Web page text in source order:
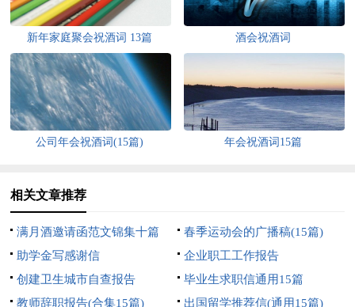
新年家庭聚会祝酒词 13篇 酒会祝酒词
公司年会祝酒词(15篇) 年会祝酒词15篇
相关文章推荐
满月酒邀请函范文锦集十篇
春季运动会的广播稿(15篇)
助学金写感谢信
企业职工工作报告
创建卫生城市自查报告
毕业生求职信通用15篇
教师辞职报告(合集15篇)
出国留学推荐信(通用15篇)